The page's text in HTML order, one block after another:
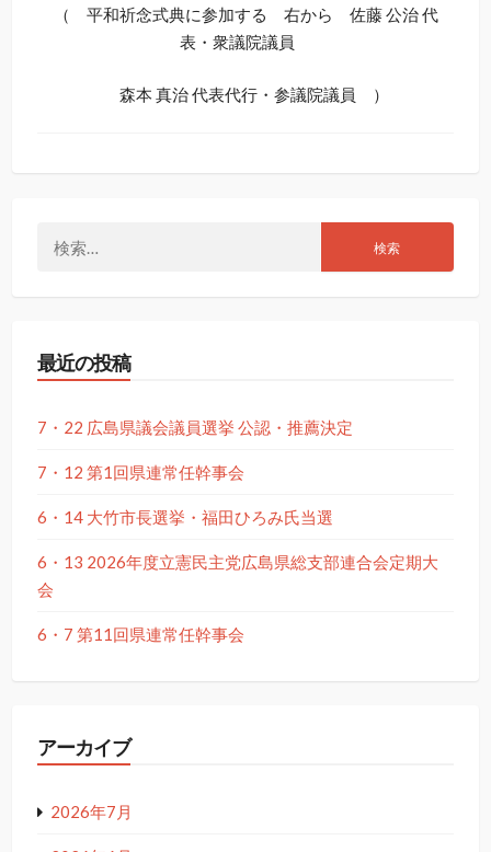
（ 平和祈念式典に参加する 右から 佐藤 公治 代
表・衆議院議員
森本 真治 代表代行・参議院議員 ）
最近の投稿
7・22 広島県議会議員選挙 公認・推薦決定
7・12 第1回県連常任幹事会
6・14 大竹市長選挙・福田ひろみ氏当選
6・13 2026年度立憲民主党広島県総支部連合会定期大
会
6・7 第11回県連常任幹事会
アーカイブ
2026年7月